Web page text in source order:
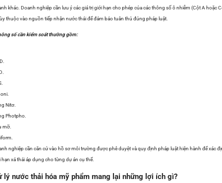
khác. Doanh nghiệp cần lưu ý các giá trị giới hạn cho phép của các thông số ô nhiễm (Cột A hoặc
thuộc vào nguồn tiếp nhận nước thải để đảm bảo tuân thủ đúng pháp luật.
số cần kiểm soát thường gồm:
Nitơ.
Photpho.
mỡ.
nghiệp cần căn cứ vào hồ sơ môi trường được phê duyệt và quy định pháp luật hiện hành để xác
hạn xả thải áp dụng cho từng dự án cụ thể.
lý nước thải hóa mỹ phẩm mang lại những lợi ích gì?